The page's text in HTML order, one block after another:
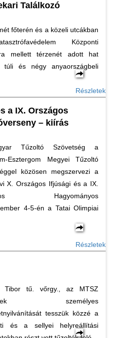
Találkozó
főterén és a közeli utcákban
Központi
mellett térzenét adott hat
túli és négy anyaországbeli
Részletek
a IX. Országos
– kiírás
Tűzoltó Szövetség a
Esztergom Megyei Tűzoltó
közösen megszervezi a
X. Országos Ifjúsági és a IX.
Hagyományos
4-5-én a Tatai Olimpiai
Részletek
Tibor tű. vőrgy., az MTSZ
személyes
tesszük közzé a
és a sellyei helyreállítási